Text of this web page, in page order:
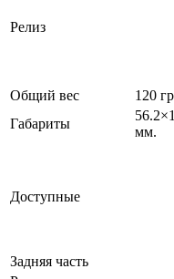
Релиз
Общий вес
120
Габариты
мм.
Доступные
Задняя часть